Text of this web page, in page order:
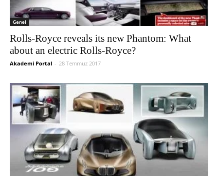
Genel
Rolls-Royce reveals its new Phantom: What
about an electric Rolls-Royce?
Akademi Portal - 28 Temmuz 2017